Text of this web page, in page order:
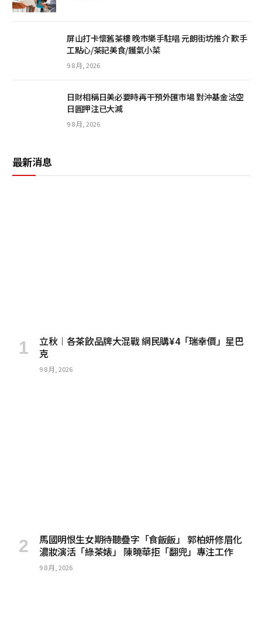
屏山打卡懷舊茶樓 晚市樂手駐唱 元朗街坊推介 歎手
工點心/茶記美食/鑊氣小菜
9 8 月, 2026
日財相稱日美必要時再干預外匯市場 對沖基金沽空
日圓押注已大減
9 8 月, 2026
最新消息
立秋︱各茶飲品牌大混戰 網民購¥4「瑞幸價」星巴
克
9 8 月, 2026
馬國明恨生女期待聽疊字「食飯飯」 郭柏妍修眉化
濃妝演活「綠茶婊」 陳曉華拒「翻兜」專注工作
9 8 月, 2026